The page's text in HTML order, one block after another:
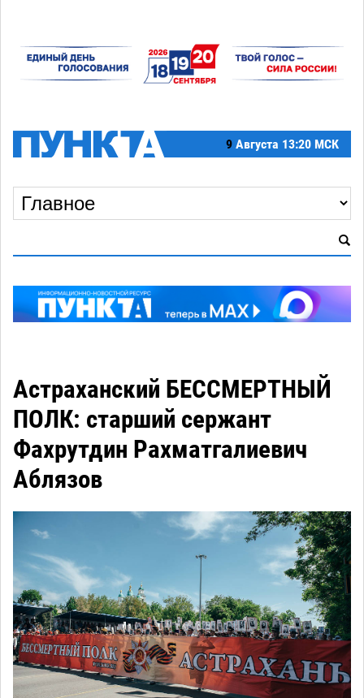
9 Августа 13:20 МСК
Астраханский БЕССМЕРТНЫЙ
ПОЛК: старший сержант
Фахрутдин Рахматгалиевич
Аблязов